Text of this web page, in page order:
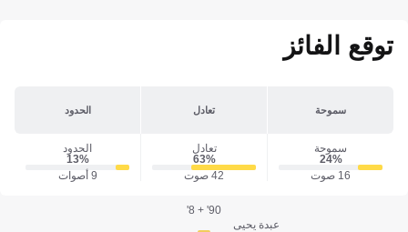
توقع الفائز
سموحة تعادل الحدود
سموحة
24‎%‎
16 صوت
تعادل
63‎%‎
42 صوت
الحدود
13‎%‎
9 أصوات
عبدة يحيى
90' + 8'